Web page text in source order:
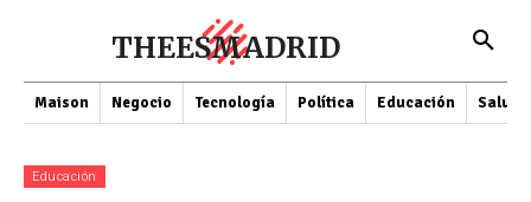
THEESMADRID
Maison Negocio Tecnología Política Educación Salud
Educación